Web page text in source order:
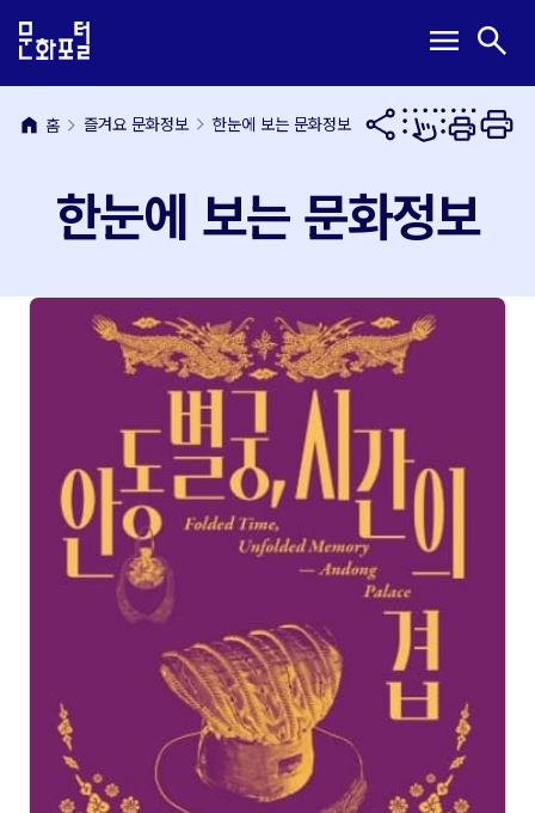
문
내
용
메
뉴
바
메
열
기
menu 검
열
기
search
home 홈 즐겨요 문화정보 한눈에 보는 문화정보
한눈에 보는 문화정보